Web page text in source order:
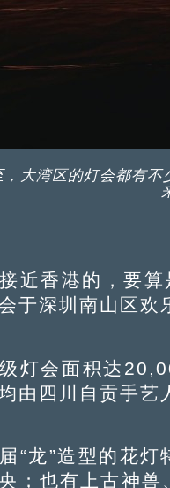
，大湾区的灯会都有
香港的，要算
于深圳南山区欢
会面积达
由四川自贡手艺
”造型的花灯
；也有上古神